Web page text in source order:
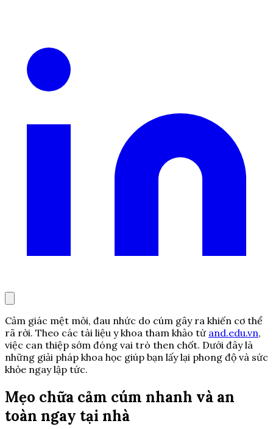
Cảm giác mệt mỏi, đau nhức do cúm gây ra khiến cơ thể
rã rời. Theo các tài liệu y khoa tham khảo từ and.edu.vn,
việc can thiệp sớm đóng vai trò then chốt. Dưới đây là
những giải pháp khoa học giúp bạn lấy lại phong độ và sức
khỏe ngay lập tức.
Mẹo chữa cảm cúm nhanh và an
toàn ngay tại nhà